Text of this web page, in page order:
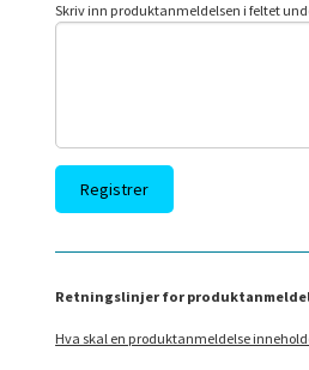
Skriv inn produktanmeldelsen i feltet
Retningslinjer for
Hva skal en produktanmeldelse